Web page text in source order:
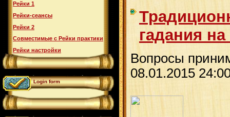
Рейки 1
Рейки-сеансы
Рейки 2
Совместимые с Рейки практики
Рейки настройки
Login form
гадания
Вопросы
08.01.2015